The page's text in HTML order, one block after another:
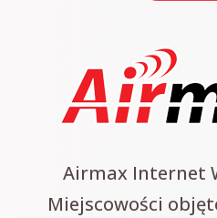
Airmax Internet
Miejscowości